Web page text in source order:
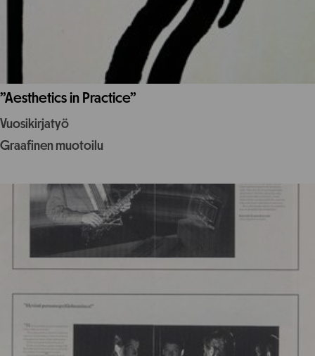
”Aesthetics in Practice”
Vuosikirjatyö
Graafinen muotoilu